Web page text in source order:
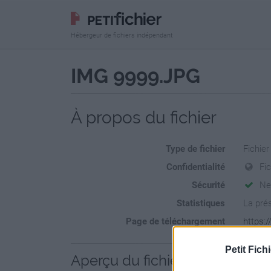
Petit
Hébergeur de fichiers indépendant
IMG 9999.JPG
À propos du fichier
Type de fichier
Confidentialité
Sécurité
Statistiques
La
Page de téléchargement
Aperçu du fichier